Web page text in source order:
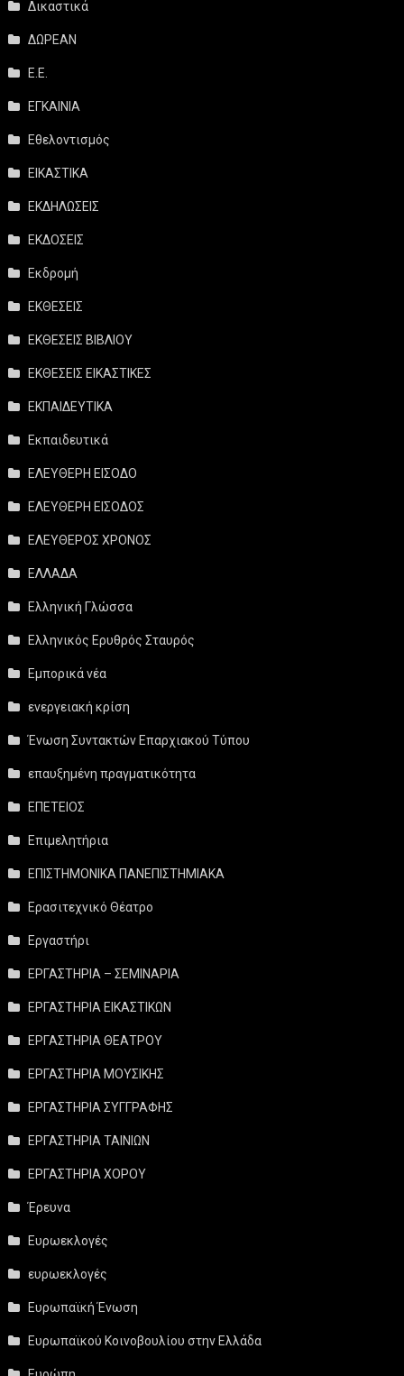
Δικαστικά
ΔΩΡΕΑΝ
Ε.Ε.
ΕΓΚΑΙΝΙΑ
Εθελοντισμός
ΕΙΚΑΣΤΙΚΑ
ΕΚΔΗΛΩΣΕΙΣ
ΕΚΔΟΣΕΙΣ
Εκδρομή
ΕΚΘΕΣΕΙΣ
ΕΚΘΕΣΕΙΣ ΒΙΒΛΙΟΥ
ΕΚΘΕΣΕΙΣ ΕΙΚΑΣΤΙΚΕΣ
ΕΚΠΑΙΔΕΥΤΙΚΑ
Εκπαιδευτικά
ΕΛΕΥΘΕΡΗ ΕΙΣΟΔΟ
ΕΛΕΥΘΕΡΗ ΕΙΣΟΔΟΣ
ΕΛΕΥΘΕΡΟΣ ΧΡΟΝΟΣ
ΕΛΛΑΔΑ
Ελληνική Γλώσσα
Ελληνικός Ερυθρός Σταυρός
Εμπορικά νέα
ενεργειακή κρίση
Ένωση Συντακτών Επαρχιακού Τύπου
επαυξημένη πραγματικότητα
ΕΠΕΤΕΙΟΣ
Επιμελητήρια
ΕΠΙΣΤΗΜΟΝΙΚΑ ΠΑΝΕΠΙΣΤΗΜΙΑΚΑ
Ερασιτεχνικό Θέατρο
Εργαστήρι
ΕΡΓΑΣΤΗΡΙΑ – ΣΕΜΙΝΑΡΙΑ
ΕΡΓΑΣΤΗΡΙΑ ΕΙΚΑΣΤΙΚΩΝ
ΕΡΓΑΣΤΗΡΙΑ ΘΕΑΤΡΟΥ
ΕΡΓΑΣΤΗΡΙΑ ΜΟΥΣΙΚΗΣ
ΕΡΓΑΣΤΗΡΙΑ ΣΥΓΓΡΑΦΗΣ
ΕΡΓΑΣΤΗΡΙΑ ΤΑΙΝΙΩΝ
ΕΡΓΑΣΤΗΡΙΑ ΧΟΡΟΥ
Έρευνα
Ευρωεκλογές
ευρωεκλογές
Ευρωπαϊκή Ένωση
Ευρωπαϊκού Κοινοβουλίου στην Ελλάδα